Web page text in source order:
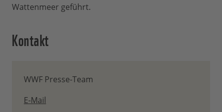
Wattenmeer geführt.
Kontakt
WWF Presse-Team
E-Mail